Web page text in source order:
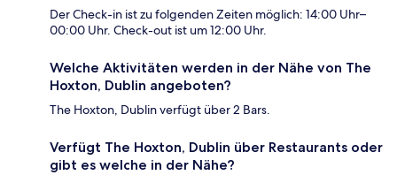
Der Check-in ist zu folgenden Zeiten möglich: 14:00 Uhr–
00:00 Uhr. Check-out ist um 12:00 Uhr.
Welche Aktivitäten werden in der Nähe von The
Hoxton, Dublin angeboten?
The Hoxton, Dublin verfügt über 2 Bars.
Verfügt The Hoxton, Dublin über Restaurants oder
gibt es welche in der Nähe?